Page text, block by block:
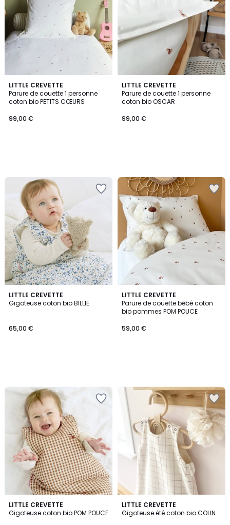
LITTLE CREVETTE
Parure de couette 1 personne
coton bio PETITS CŒURS
99,00 €
LITTLE CREVETTE
Parure de couette 1 personne
coton bio OSCAR
99,00 €
LITTLE CREVETTE
Gigoteuse coton bio BILLIE
65,00 €
LITTLE CREVETTE
Parure de couette bébé coton
bio pommes POM POUCE
59,00 €
LITTLE CREVETTE
Gigoteuse coton bio POM POUCE
LITTLE CREVETTE
Gigoteuse été coton bio COLIN